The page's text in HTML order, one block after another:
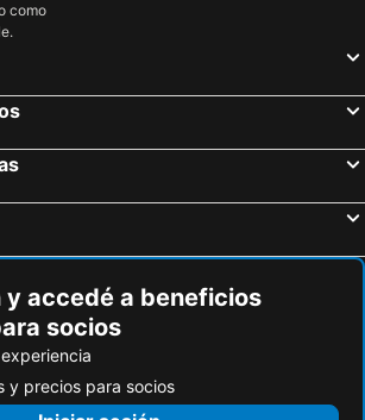
como
y accedé a beneficios
socios
y precios para socios